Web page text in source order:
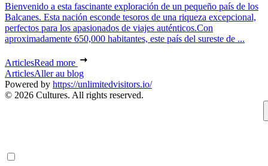
Bienvenido a esta fascinante exploración de un pequeño país de los
Balcanes. Esta nación esconde tesoros de una riqueza excepcional,
perfectos para los apasionados de viajes auténticos.Con
aproximadamente 650,000 habitantes, este país del sureste de ...
ArticlesRead more
ArticlesAller au blog
Powered by https://unlimitedvisitors.io/
© 2026 Cultures. All rights reserved.